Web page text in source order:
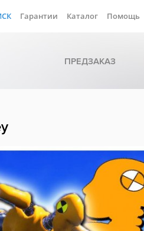
Гарантии Каталог Помощь
ПРЕДЗАКАЗ